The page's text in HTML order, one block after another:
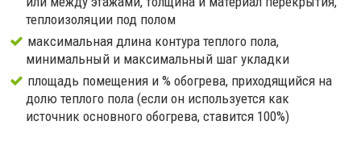
теплоизоляции под полом
максимальная длина контура теплого пола,
минимальный и максимальный шаг укладки
площадь помещения и % обогрева, приходящийся на
долю теплого пола (если он используется как
источник основного обогрева, ставится 100%)